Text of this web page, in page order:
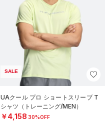
SALE
UAクール プロ ショートスリーブ T
シャツ（トレーニング/MEN）
￥4,158 30%OFF